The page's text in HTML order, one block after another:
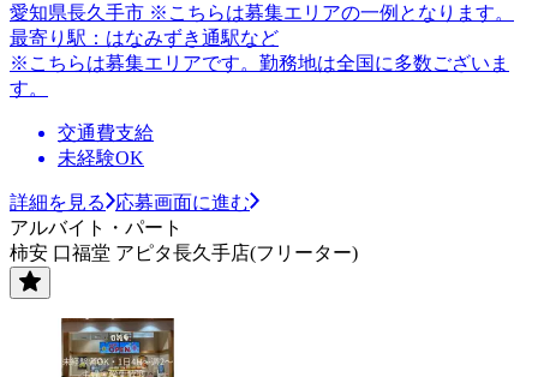
愛知県長久手市 ※こちらは募集エリアの一例となります。
最寄り駅：はなみずき通駅など
※こちらは募集エリアです。勤務地は全国に多数ございま
す。
交通費支給
未経験OK
詳細を見る
応募画面に進む
アルバイト・パート
柿安 口福堂 アピタ長久手店(フリーター)